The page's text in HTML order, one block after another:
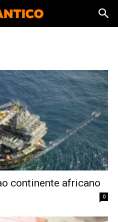
continente africano
0